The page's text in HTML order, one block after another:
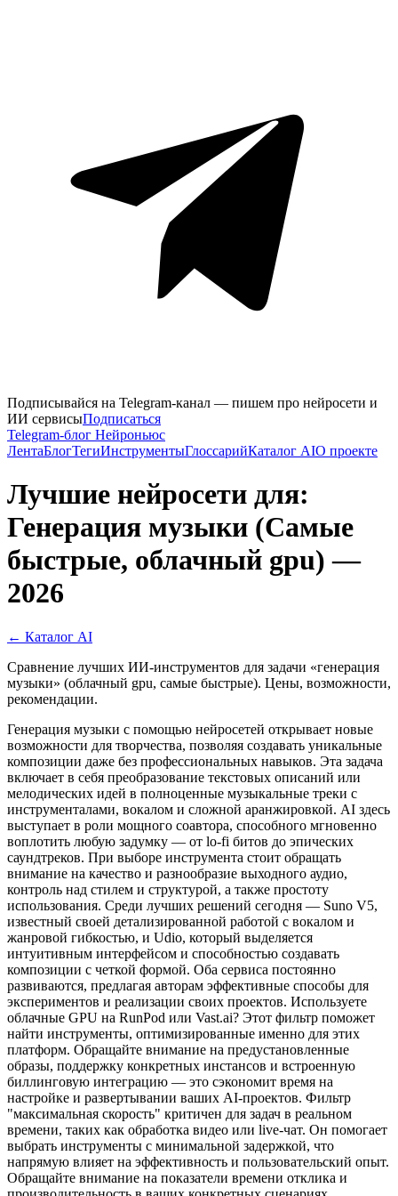
Подписывайся на Telegram-канал — пишем про нейросети и
ИИ сервисыПодписаться
Telegram-блог Нейроньюс
ЛентаБлогТегиИнструментыГлоссарийКаталог AIО проекте
Лучшие нейросети для:
Генерация музыки (Самые
быстрые, облачный gpu) —
2026
← Каталог AI
Сравнение лучших ИИ-инструментов для задачи «генерация
музыки» (облачный gpu, самые быстрые). Цены, возможности,
рекомендации.
Генерация музыки с помощью нейросетей открывает новые
возможности для творчества, позволяя создавать уникальные
композиции даже без профессиональных навыков. Эта задача
включает в себя преобразование текстовых описаний или
мелодических идей в полноценные музыкальные треки с
инструменталами, вокалом и сложной аранжировкой. AI здесь
выступает в роли мощного соавтора, способного мгновенно
воплотить любую задумку — от lo-fi битов до эпических
саундтреков. При выборе инструмента стоит обращать
внимание на качество и разнообразие выходного аудио,
контроль над стилем и структурой, а также простоту
использования. Среди лучших решений сегодня — Suno V5,
известный своей детализированной работой с вокалом и
жанровой гибкостью, и Udio, который выделяется
интуитивным интерфейсом и способностью создавать
композиции с четкой формой. Оба сервиса постоянно
развиваются, предлагая авторам эффективные способы для
экспериментов и реализации своих проектов. Используете
облачные GPU на RunPod или Vast.ai? Этот фильтр поможет
найти инструменты, оптимизированные именно для этих
платформ. Обращайте внимание на предустановленные
образы, поддержку конкретных инстансов и встроенную
биллинговую интеграцию — это сэкономит время на
настройке и развертывании ваших AI-проектов. Фильтр
"максимальная скорость" критичен для задач в реальном
времени, таких как обработка видео или live-чат. Он помогает
выбрать инструменты с минимальной задержкой, что
напрямую влияет на эффективность и пользовательский опыт.
Обращайте внимание на показатели времени отклика и